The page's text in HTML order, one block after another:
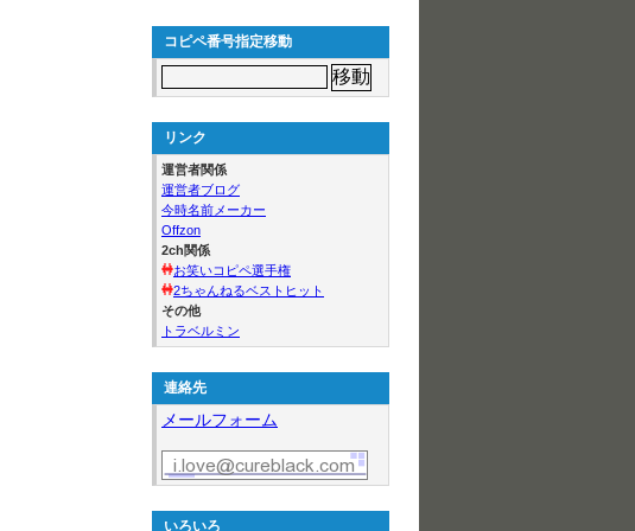
コピペ番号指定移動
リンク
運営者関係
運営者ブログ
今時名前メーカー
Offzon
2ch関係
お笑いコピペ選手権
2ちゃんねるベストヒット
その他
トラベルミン
連絡先
メールフォーム
いろいろ